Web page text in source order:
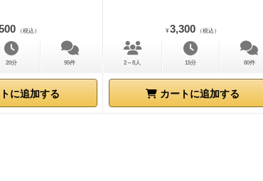
（税込）
20分 95件
に追加する
¥ 3,300 （税込）
2～8人 15分 80件
カートに追加する